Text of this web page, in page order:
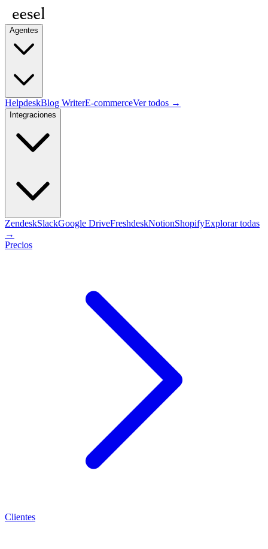
Agentes
HelpdeskBlog WriterE-commerceVer todos →
Integraciones
ZendeskSlackGoogle DriveFreshdeskNotionShopifyExplorar todas
→
Precios
Clientes